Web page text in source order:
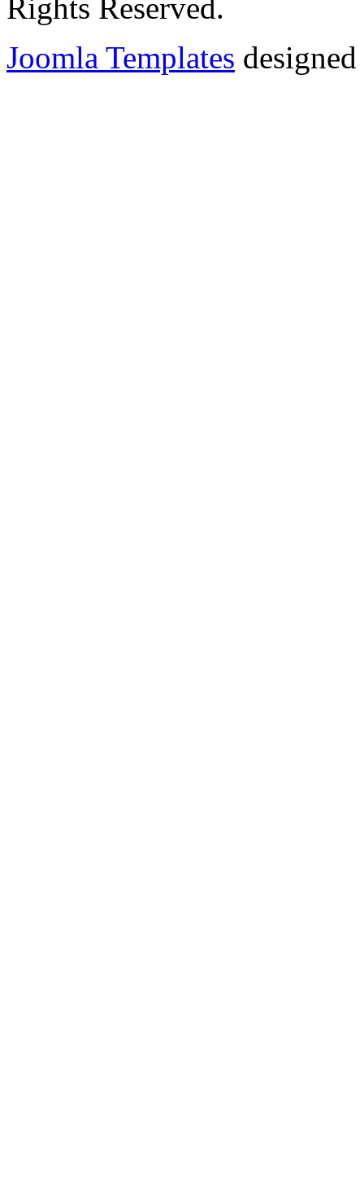
Rights Reserved.
Joomla Templates